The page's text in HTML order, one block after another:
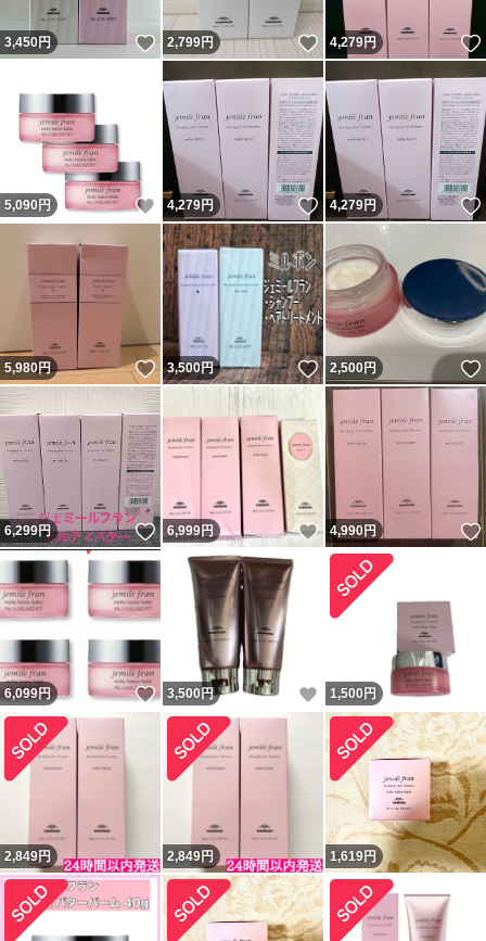
3,450円 いいね！
2,799円 いいね！
4,279円
5,090 円 いいね！
4,279円 いいね！
4,279円
5,980円 いいね！
3,500円 いいね！
2,500円
6,299円 いいね！
6,999円 いいね！
4,990円
6,099円 いいね！
3,500 円 いいね！
1,500 円
2,849円 2,849円 1,619円